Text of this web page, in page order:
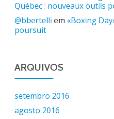
Québec : nouveaux outils
@bbertelli em «Boxing
poursuit
ARQUIVOS
setembro 2016
agosto 2016